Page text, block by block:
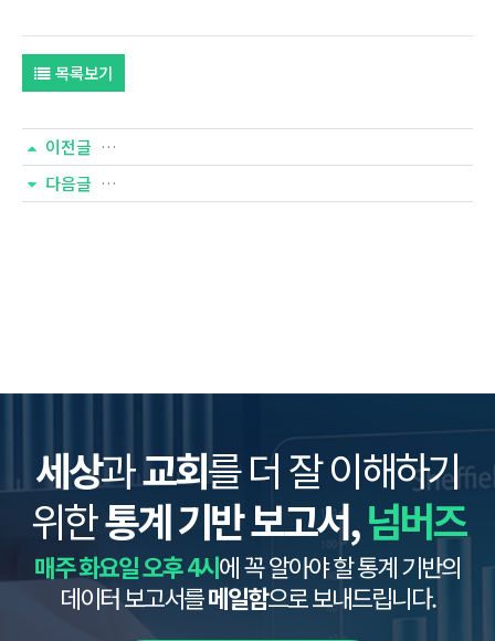
목록보기
이전글
다음글
세상과교회를 더 잘 이해하기
위한통계 기반 보고서,넘버즈
매주 화요일 오후 4시에 꼭 알아야 할 통계 기반의
데이터 보고서를메일함으로 보내드립니다.